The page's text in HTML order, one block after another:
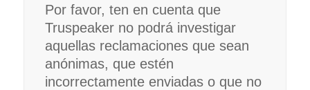
Por favor, ten en cuenta que
Truspeaker no podrá investigar
aquellas reclamaciones que sean
anónimas, que estén
incorrectamente enviadas o que no